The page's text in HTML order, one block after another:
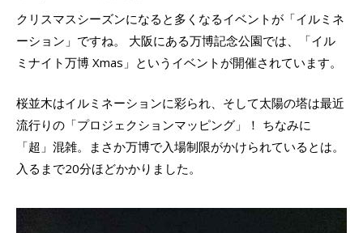
クリスマスシーズンになると多くなるイベントが「イルミネ
ーション」ですね。 大阪にある万博記念公園では、「イル
ミナイト万博 Xmas」というイベントが開催されています。
桜並木はイルミネーションに彩られ、そして太陽の塔は最近
流行りの「プロジェクションマッピング」！ ちなみに
「超」混雑。まさか万博で入場制限がかけられているとは。
入るまで20分ほどかかりました。